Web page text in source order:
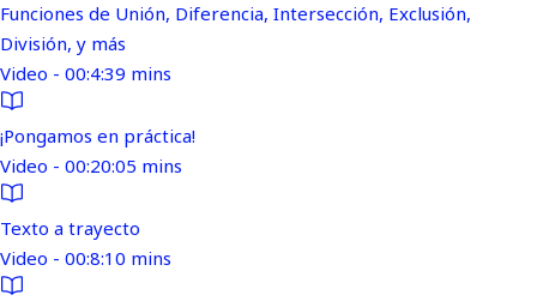
Funciones de Unión, Diferencia, Intersección, Exclusión,
División, y más
Video - 00:4:39 mins
¡Pongamos en práctica!
Video - 00:20:05 mins
Texto a trayecto
Video - 00:8:10 mins